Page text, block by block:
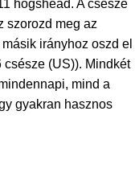
hogshead. A csésze
szorozd meg az
irányhoz oszd el
(US)). Mindkét
mind a
gyakran hasznos